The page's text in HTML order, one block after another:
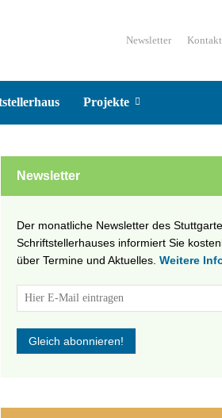
Newsletter
Projekte
Newsletter
Der monatliche Newsletter des
Schriftstellerhauses informiert Sie
über Termine und Aktuelles. Weitere